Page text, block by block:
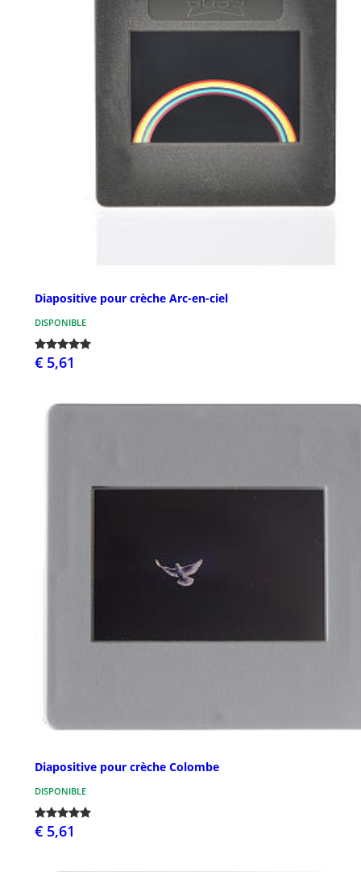
Diapositive pour crèche Arc-en-ciel
DISPONIBLE
€ 5,61
Diapositive pour crèche Colombe
DISPONIBLE
€ 5,61